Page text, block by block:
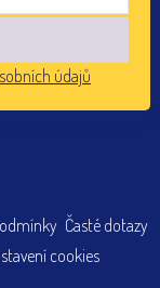
údajů
Časté dotazy
cookies